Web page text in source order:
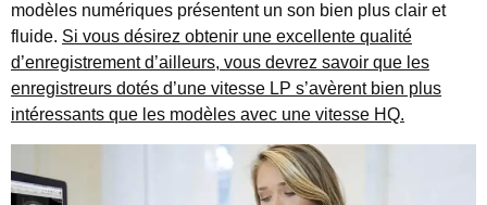
modèles numériques présentent un son bien plus clair et
fluide. Si vous désirez obtenir une excellente qualité
d’enregistrement d’ailleurs, vous devrez savoir que les
enregistreurs dotés d’une vitesse LP s’avèrent bien plus
intéressants que les modèles avec une vitesse HQ.